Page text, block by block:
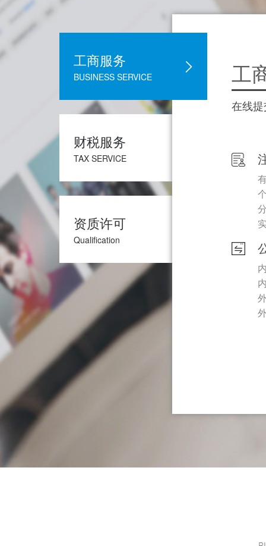
工商服务
BUSINESS SERVICE
财税服务
TAX SERVICE
资质许可
Qualification
工
在线